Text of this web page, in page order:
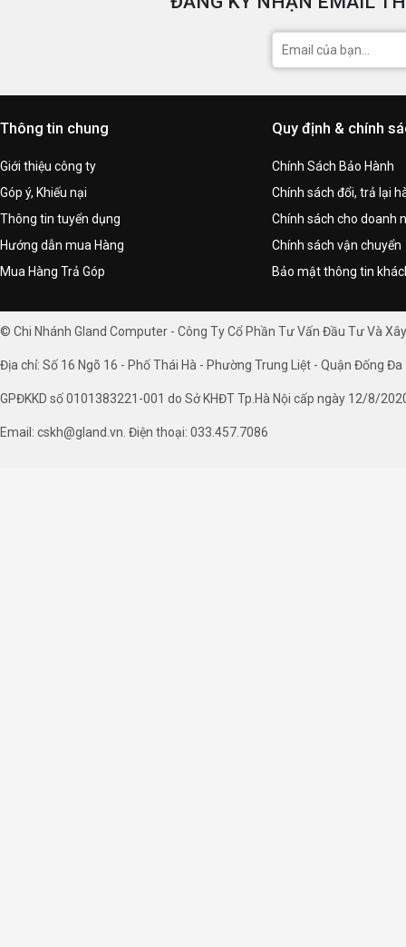
Thông tin chung
Giới thiệu công ty
Góp ý, Khiếu nại
Thông tin tuyển dụng
Hướng dẫn mua Hàng
Mua Hàng Trả Góp
Quy định & chính
Chính Sách Bảo Hành
Chính sách đổi, trả lại
Chính sách cho doanh
Chính sách vận chuyển
Bảo mật thông tin
© Chi Nhánh Gland Computer - Công Ty Cổ Phần Tư Vấn Đầu Tư Và
Địa chỉ: Số 16 Ngõ 16 - Phố Thái Hà - Phường Trung Liệt - Quận Đống Đa
GPĐKKD số 0101383221-001 do Sở KHĐT Tp.Hà Nội cấp ngày 12/8/
Email: cskh@gland.vn. Điện thoại: 033.457.7086